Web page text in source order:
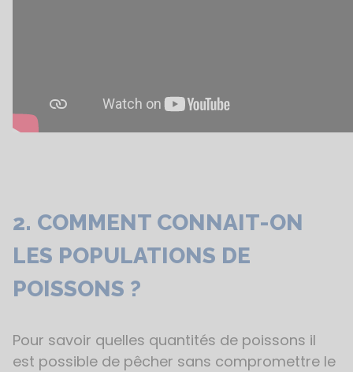
2. COMMENT CONNAIT-ON
LES POPULATIONS DE
POISSONS ?
Pour savoir quelles quantités de poissons il
est possible de pêcher sans compromettre le